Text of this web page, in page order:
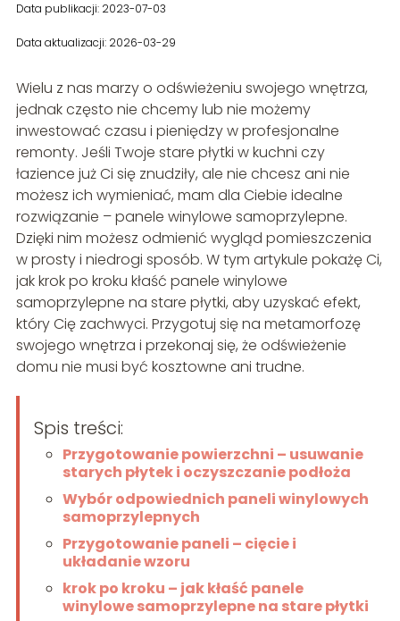
Data publikacji: 2023-07-03
Data aktualizacji: 2026-03-29
Wielu z nas marzy o odświeżeniu swojego wnętrza,
jednak często nie chcemy lub nie możemy
inwestować czasu i pieniędzy w profesjonalne
remonty. Jeśli Twoje stare płytki w kuchni czy
łazience już Ci się znudziły, ale nie chcesz ani nie
możesz ich wymieniać, mam dla Ciebie idealne
rozwiązanie – panele winylowe samoprzylepne.
Dzięki nim możesz odmienić wygląd pomieszczenia
w prosty i niedrogi sposób. W tym artykule pokażę Ci,
jak krok po kroku kłaść panele winylowe
samoprzylepne na stare płytki, aby uzyskać efekt,
który Cię zachwyci. Przygotuj się na metamorfozę
swojego wnętrza i przekonaj się, że odświeżenie
domu nie musi być kosztowne ani trudne.
Spis treści:
Przygotowanie powierzchni – usuwanie
starych płytek i oczyszczanie podłoża
Wybór odpowiednich paneli winylowych
samoprzylepnych
Przygotowanie paneli – cięcie i
układanie wzoru
krok po kroku – jak kłaść panele
winylowe samoprzylepne na stare płytki